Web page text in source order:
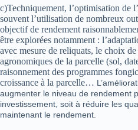
c)Techniquement, l’optimisation de
souvent l’utilisation de nombreux
objectif de rendement
être explorées notamment :
avec mesure de reliquats, le choix
agronomiques de la parcelle (sol,
raisonnement des programmes
croissance à la parcelle…
augmenter le niveau de rendement
investissement, soit à réduire les
maintenant le rendement.